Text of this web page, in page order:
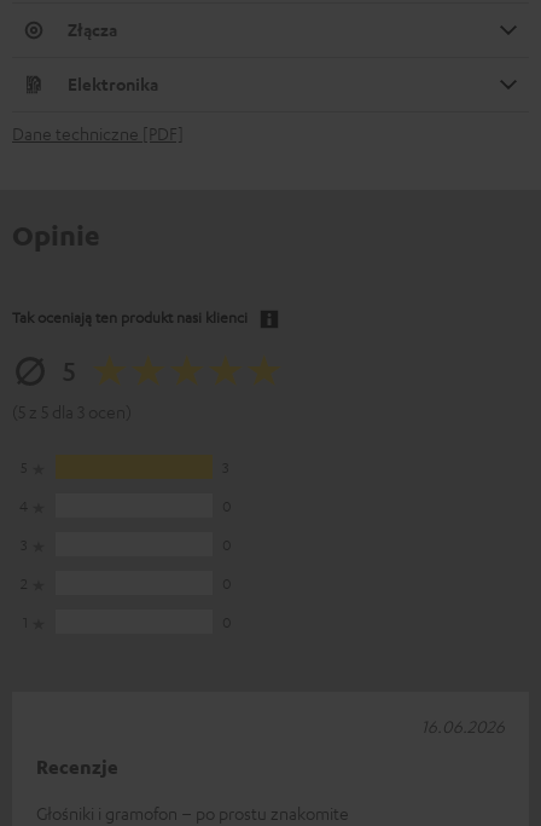
Złącza
Elektronika
Dane techniczne [PDF]
Tak oceniają ten produkt nasi klienci
Recenzje
Głośniki i gramofon – po prostu znakomite
16.06.2026